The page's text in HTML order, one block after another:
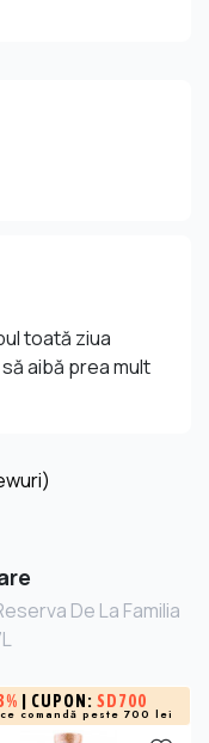
toată ziua
aibă prea mult
De La Familia
| CUPON: SD700
comandă peste 700 lei